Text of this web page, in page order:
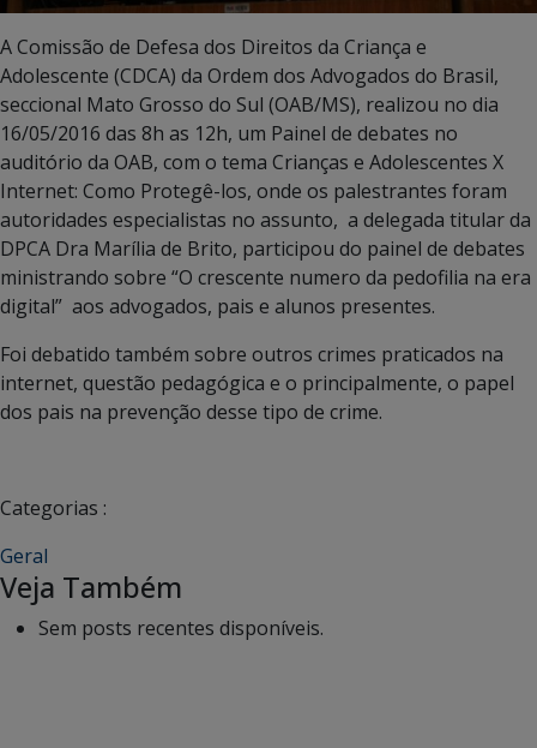
A Comissão de Defesa dos Direitos da Criança e
Adolescente (CDCA) da Ordem dos Advogados do Brasil,
seccional Mato Grosso do Sul (OAB/MS), realizou no dia
16/05/2016 das 8h as 12h, um Painel de debates no
auditório da OAB, com o tema Crianças e Adolescentes X
Internet: Como Protegê-los, onde os palestrantes foram
autoridades especialistas no assunto, a delegada titular da
DPCA Dra Marília de Brito, participou do painel de debates
ministrando sobre “O crescente numero da pedofilia na era
digital” aos advogados, pais e alunos presentes.
Foi debatido também sobre outros crimes praticados na
internet, questão pedagógica e o principalmente, o papel
dos pais na prevenção desse tipo de crime.
Categorias :
Geral
Veja Também
Sem posts recentes disponíveis.